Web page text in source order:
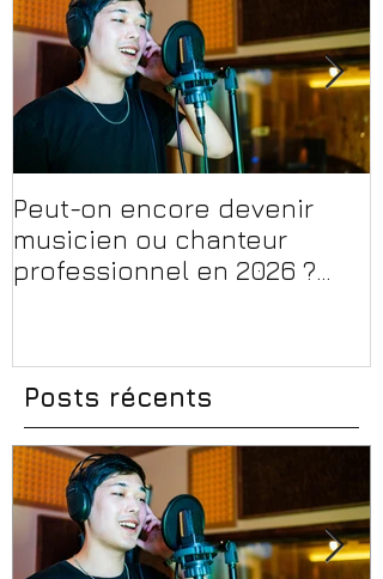
Peut-on encore devenir
musicien ou chanteur
professionnel en 2026 ?
Posts récents